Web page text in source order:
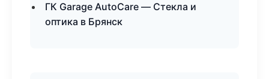
ГК Garage AutoCare — Стекла и
оптика в Брянск